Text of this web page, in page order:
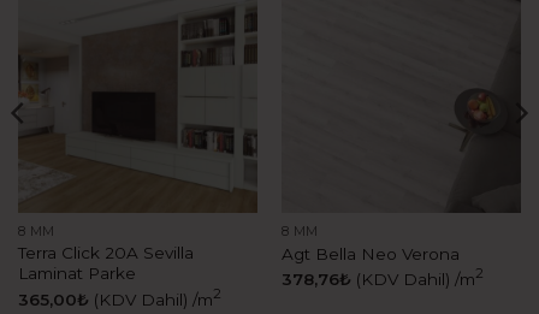
8 MM
Terra Click 20A Sevilla
Laminat Parke
365,00₺ (KDV Dahil) /m2
8 MM
Agt Bella Neo Verona
378,76₺ (KDV Dahil) /m2